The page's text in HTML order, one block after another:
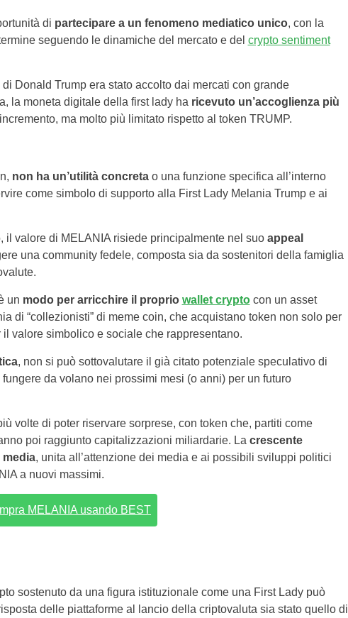
di partecipare a un fenomeno mediatico unico, con la
seguendo le dinamiche del mercato e del crypto sentiment
Donald Trump era stato accolto dai mercati con grande
la moneta digitale della first lady ha ricevuto un’accoglienza più
ma molto più limitato rispetto al token TRUMP.
non ha un’utilità concreta o una funzione specifica all’interno
come simbolo di supporto alla First Lady Melania Trump e ai
il valore di MELANIA risiede principalmente nel suo appeal
una community fedele, composta sia da sostenitori della famiglia
un modo per arricchire il proprio wallet cryptocon un asset
di “collezionisti” di meme coin, che acquistano token non solo per
valore simbolico e sociale che rappresentano.
, non si può sottovalutare il già citato potenziale speculativo di
da volano nei prossimi mesi (o anni) per un futuro
volte di poter riservare sorprese, con token che, partiti come
poi raggiunto capitalizzazioni miliardarie. La crescente
, unita all’attenzione dei media e ai possibili sviluppi politici
a nuovi massimi.
MELANIA usando BEST
sostenuto da una figura istituzionale come una First Lady può
delle piattaforme al lancio della criptovaluta sia stato quello di